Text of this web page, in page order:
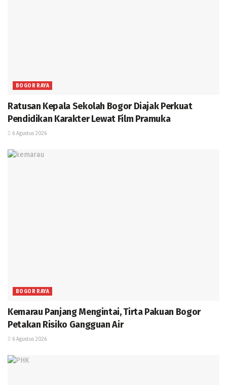
BOGOR RAYA
Ratusan Kepala Sekolah Bogor Diajak Perkuat
Pendidikan Karakter Lewat Film Pramuka
6 Agustus 2026
BOGOR RAYA
Kemarau Panjang Mengintai, Tirta Pakuan Bogor
Petakan Risiko Gangguan Air
6 Agustus 2026